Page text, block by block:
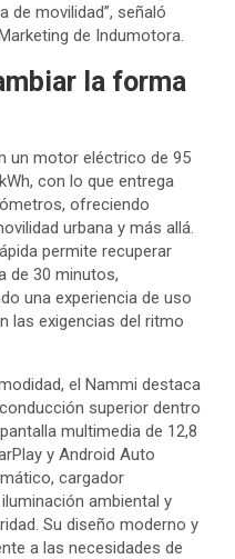
de movilidad”, señaló
de Indumotora.
la forma
un motor eléctrico de 95
con lo que entrega
ofreciendo
urbana y más allá.
permite recuperar
de 30 minutos,
una experiencia de uso
las exigencias del ritmo
el Nammi destaca
superior dentro
multimedia de 12,8
y Android Auto
cargador
ambiental y
Su diseño moderno y
a las necesidades de